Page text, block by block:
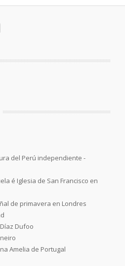
del Perú independiente -
é Iglesia de San Francisco en
de primavera en Londres
Dufoo
Amelia de Portugal